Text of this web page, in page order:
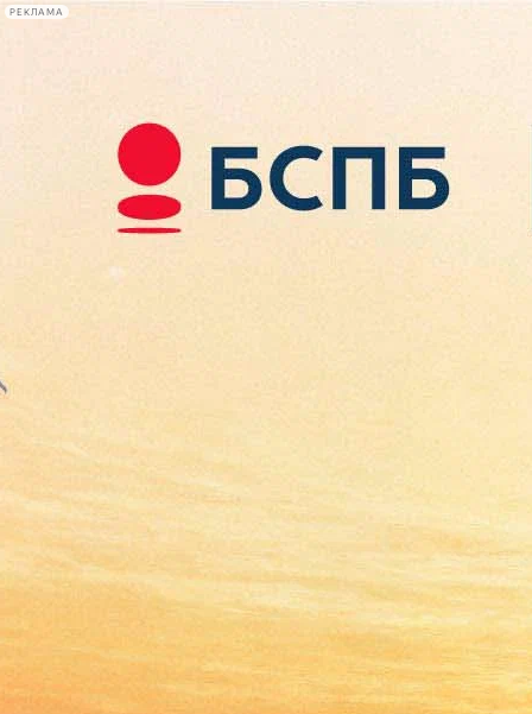
РЕКЛАМА
Сегодня:
2026.08.09
13:12
Афиша Plus